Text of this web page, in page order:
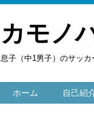
カモノ
息子（中1男子）のサッ
ホーム 自己紹